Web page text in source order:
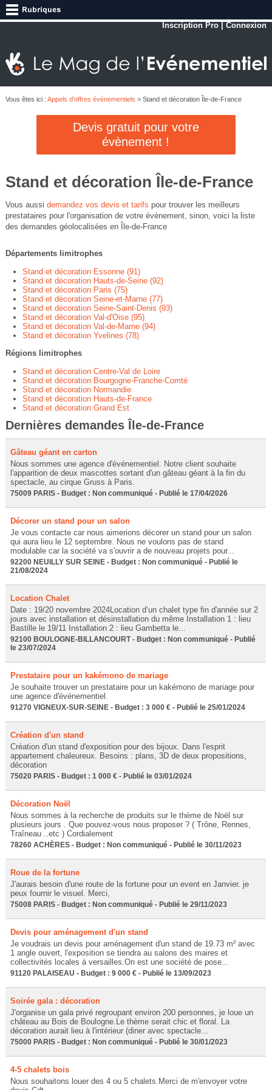
Inscription Pro |Connexion
Vous êtes ici : Appels d'offres évènementiels > Stand et décoration Île-de-France
Devis gratuit pour votre
évènement !
Stand et décoration Île-de-France
Vous aussi demandez vos devis et tarifs pour trouver les meilleurs
prestataires pour l'organisation de votre évènement, sinon, voici la liste
des demandes géolocalisées en Île-de-France
Départements limitrophes
Stand et décoration Essonne (91)
Stand et décoration Hauts-de-Seine (92)
Stand et décoration Paris (75)
Stand et décoration Seine-et-Marne (77)
Stand et décoration Seine-Saint-Denis (93)
Stand et décoration Val-d'Oise (95)
Stand et décoration Val-de-Marne (94)
Stand et décoration Yvelines (78)
Régions limitrophes
Stand et décoration Centre-Val de Loire
Stand et décoration Bourgogne-Franche-Comté
Stand et décoration Normandie
Stand et décoration Hauts-de-France
Stand et décoration Grand Est
Dernières demandes Île-de-France
Gâteau géant en carton
Nous sommes une agence d'événementiel. Notre client souhaite
l'apparition de deux mascottes sortant d'un gâteau géant à la fin du
spectacle, au cirque Gruss à Paris.
75009 PARIS - Budget : Non communiqué - Publié le 17/04/2026
Décorer un stand pour un salon
Je vous contacte car nous aimerions décorer un stand pour un salon
qui aura lieu le 12 septembre. Nous ne voulons pas de stand
modulable car la société va s'ouvrir a de nouveau projets pour...
92200 NEUILLY SUR SEINE - Budget : Non communiqué - Publié le
21/08/2024
Location Chalet
Date : 19/20 novembre 2024Location d’un chalet type fin d'année sur 2
jours avec installation et désinstallation du même Installation 1 : lieu
Bastille le 19/11 Installation 2 : lieu Gambetta le...
92100 BOULOGNE-BILLANCOURT - Budget : Non communiqué - Publié
le 23/07/2024
Prestataire pour un kakémono de mariage
Je souhaite trouver un prestataire pour un kakémono de mariage pour
une agence d'événementiel.
91270 VIGNEUX-SUR-SEINE - Budget : 3 000 € - Publié le 25/01/2024
Création d'un stand
Création d'un stand d'exposition pour des bijoux. Dans l'esprit
appartement chaleureux. Besoins : plans, 3D de deux propositions,
décoration
75020 PARIS - Budget : 1 000 € - Publié le 03/01/2024
Décoration Noël
Nous sommes à la recherche de produits sur le thème de Noël sur
plusieurs jours . Que pouvez-vous nous proposer ? ( Trône, Rennes,
Traîneau ..etc ) Cordialement
78260 ACHÈRES - Budget : Non communiqué - Publié le 30/11/2023
Roue de la fortune
J'aurais besoin d'une route de la fortune pour un event en Janvier. je
peux fournir le visuel. Merci,
75008 PARIS - Budget : Non communiqué - Publié le 29/11/2023
Devis pour aménagement d'un stand
Je voudrais un devis pour aménagement d'un stand de 19.73 m² avec
1 angle ouvert, l'exposition se tiendra au salons des maires et
collectivités locales à versailles.On est une société de pose...
91120 PALAISEAU - Budget : 9 000 € - Publié le 13/09/2023
Soirée gala : décoration
J'organise un gala privé regroupant environ 200 personnes, je loue un
château au Bois de Boulogne.Le thème serait chic et floral. La
décoration aurait lieu à l'intérieur (diner avec spectacle...
75000 PARIS - Budget : Non communiqué - Publié le 30/01/2023
4-5 chalets bois
Nous souhaitons louer des 4 ou 5 chalets.Merci de m'envoyer votre